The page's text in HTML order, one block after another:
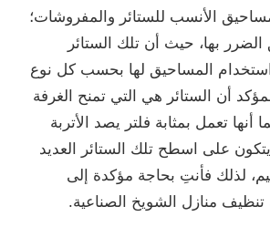
الأنسب للستائر والمفروشات؛
بها، حيث أن تلك الستائر
المساحيق لها بحسب كل نوع
أن الستائر هي التي تمنح الغرفة
أنها تعمل بمثابة فلتر يصد الأتربة
يتكون على اسطح تلك الستائر العديد
لذلك فأنتِ بحاجة مؤكدة إلى
منازل الشويخ الصناعية.